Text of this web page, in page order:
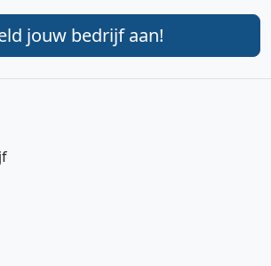
jouw bedrijf aan!